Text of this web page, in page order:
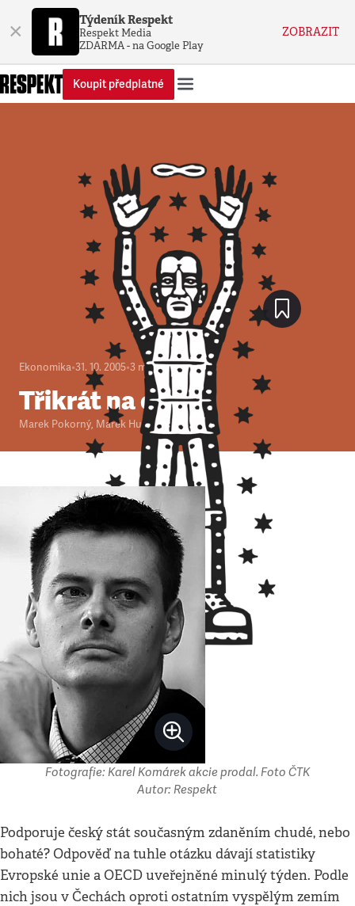
× Týdeník Respekt
Respekt Media
ZDARMA - na Google Play
ZOBRAZIT
Koupit předplatné
Ekonomika•31. 10. 2005•3 minuty
Třikrát na okraj
Marek Pokorný, Marek Hudema
Fotografie: Karel Komárek akcie prodal. Foto ČTK
Autor: Respekt
Podporuje český stát současným zdaněním chudé, nebo
bohaté? Odpověď na tuhle otázku dávají statistiky
Evropské unie a OECD uveřejněné minulý týden. Podle
nich jsou v Čechách oproti ostatním vyspělým zemím